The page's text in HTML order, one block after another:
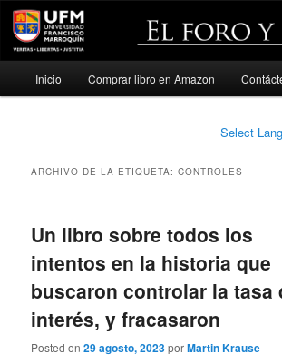
Ir
Ir
Inicio Comprar libro en Amazon
Select
ARCHIVO DE LA ETIQUETA:CONTROLES
Un libro sobre todos los
intentos en la historia que
buscaron controlar la tasa
interés, y fracasaron
Posted on29 agosto, 2023porMartin Krause